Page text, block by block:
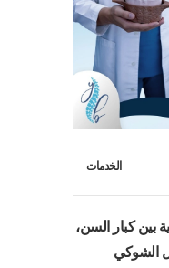
الخدمات
بين كبار السن،
الشوكي